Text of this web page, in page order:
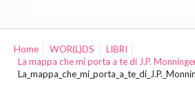
WOR(L)DS
Home WOR(L)DS
LIBRI
La mappa che mi porta a te di J.P.